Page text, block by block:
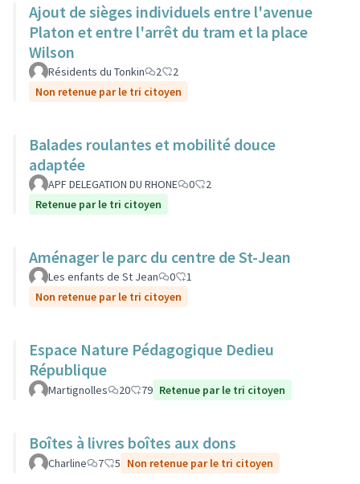
Ajout de sièges individuels entre l'avenue
Platon et entre l'arrêt du tram et la place
Wilson
Résidents du Tonkin 2
2
Non retenue par le tri citoyen
Balades roulantes et mobilité douce
adaptée
APF DELEGATION DU RHONE 0
2
Retenue par le tri citoyen
Aménager le parc du centre de St-Jean
Les enfants de St Jean 0
1
Non retenue par le tri citoyen
Espace Nature Pédagogique Dedieu
République
Martignolles 20 79 Retenue par le tri citoyen
Boîtes à livres boîtes aux dons
Charline 7 5 Non retenue par le tri citoyen